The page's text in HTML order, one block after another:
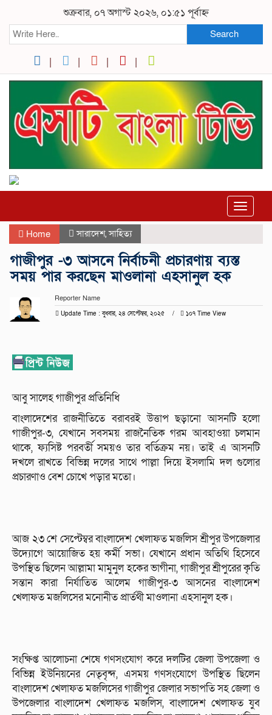
শুক্রবার, ০৭ অগাস্ট ২০২৬, ০১:৫১ পূর্বাহ্ন
Search
Toggle
Home সারাদেশ,সাহিত্য
গাজীপুর -৩ আসনে নির্বাচনী প্রচারণায় ব্যস্ত
সময় পার করছেন মাওলানা এহসানুল হক
Reporter Name
Update Time : বুধবার, ২৪ সেপ্টেম্বর, ২০২৫ ১০৭ Time View
আবু সালেহ গাজীপুর প্রতিনিধি
বাংলাদেশের রাজনীতিতে বরাবরই উত্তাপ ছড়ানো আসনটি হলো
গাজীপুর-৩, যেখানে সবসময় রাজনৈতিক গরম আবহাওয়া চলমান
থাকে, ফ্যসিষ্ট পরবর্তী সময়ও তার বর্তিক্রম নয়। তাই এ আসনটি
দখলে রাখতে বিভিন্ন দলের সাথে পাল্লা দিয়ে ইসলামি দল গুলোর
প্রচারণাও বেশ চোখে পড়ার মতো।
আজ ২৩ শে সেপ্টেম্বর বাংলাদেশ খেলাফত মজলিস শ্রীপুর উপজেলার
উদ্যোগে আয়োজিত হয় কর্মী সভা। যেখানে প্রধান অতিথি হিসেবে
উপস্থিত ছিলেন আল্লামা মামুনুল হকের ভাগীনা, গাজীপুর শ্রীপুরের কৃতি
সন্তান কারা নির্যাতিত আলেম গাজীপুর-৩ আসনের বাংলাদেশ
খেলাফত মজলিসের মনোনীত প্রার্তথী মাওলানা এহসানুল হক।
সংক্ষিপ্ত আলোচনা শেষে গণসংযোগ করে দলটির জেলা উপজেলা ও
বিভিন্ন ইউনিয়নের নেতৃবৃন্দ, এসময় গণসংযোগে উপস্থিত ছিলেন
বাংলাদেশ খেলাফত মজলিসের গাজীপুর জেলার সভাপতি সহ জেলা ও
উপজেলার বাংলাদেশ খেলাফত মজলিস, বাংলাদেশ খেলাফত যুব